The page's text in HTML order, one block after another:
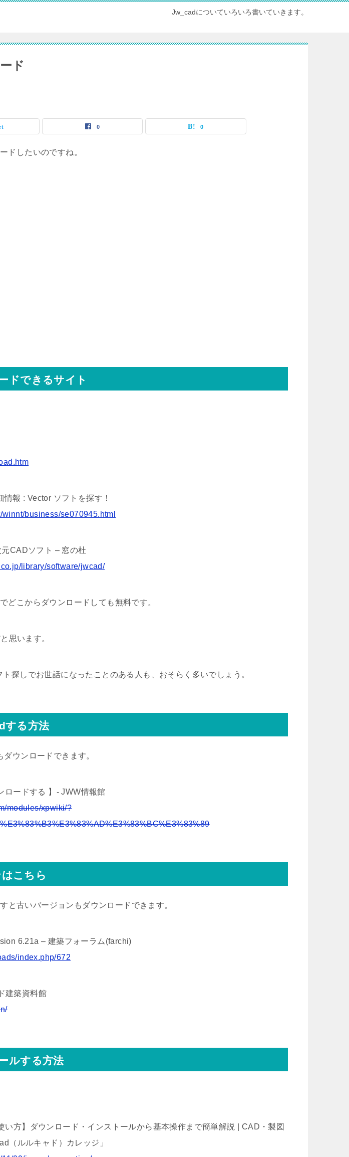
Jw_cadについていろいろ書いていきます。
ド
0 0
ドしたいのですね。
ドできるサイト
報 : Vector ソフトを探す！
business/se070945.html
CADソフト – 窓の杜
library/software/jwcad/
どこからダウンロードしても無料です。
思います。
探しでお世話になったことのある人も、おそらく多いでしょう。
する方法
ウンロードできます。
ロードする 】- JWW情報館
modules/xpwiki/?
こちら
と古いバージョンもダウンロードできます。
6.21a – 建築フォーラム(farchi)
index.php/672
建築資料館
ルする方法
い方】ダウンロード・インストールから基本操作まで簡単解説 | CAD・製図
（ルルキャド）カレッジ」